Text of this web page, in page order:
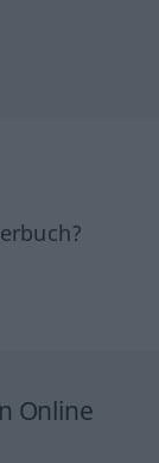
Online